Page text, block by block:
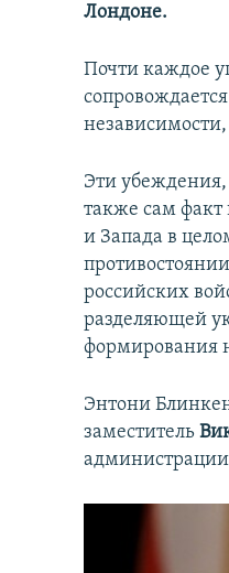
Лондоне.
Почти каждое
Эти
также сам
и Запада в
российских
разделяющей
формирования
Энтони
заместитель